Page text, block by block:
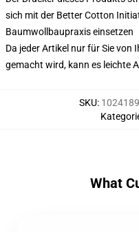
sich mit der Better Cotton
Baumwollbaupraxis einsetzen
Da jeder Artikel nur für Sie von
gemacht wird, kann es leichte
SKU:
What